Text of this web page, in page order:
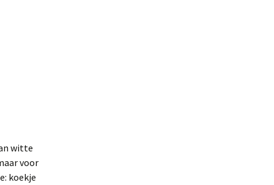
witte
voor
koekje